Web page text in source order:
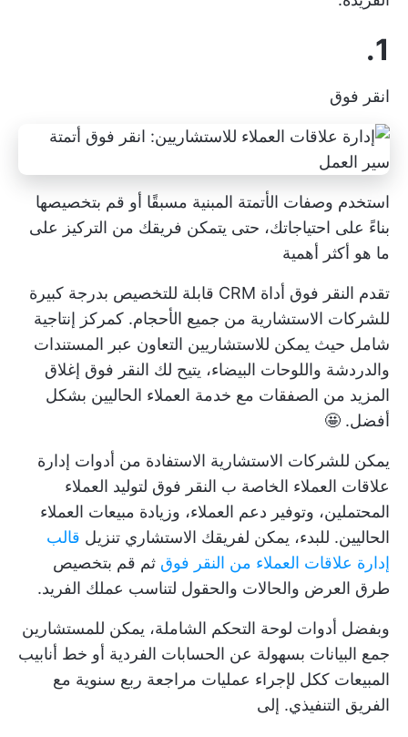
1.
انقر فوق
استخدم وصفات الأتمتة المبنية مسبقًا أو قم بتخصيصها
بناءً على احتياجاتك، حتى يتمكن فريقك من التركيز على
ما هو أكثر أهمية
تقدم النقر فوق أداة CRM قابلة للتخصيص بدرجة كبيرة
للشركات الاستشارية من جميع الأحجام. كمركز إنتاجية
شامل حيث يمكن للاستشاريين التعاون عبر المستندات
والدردشة واللوحات البيضاء، يتيح لك النقر فوق إغلاق
المزيد من الصفقات مع خدمة العملاء الحاليين بشكل
أفضل. 🤩
يمكن للشركات الاستشارية الاستفادة من أدوات إدارة
علاقات العملاء الخاصة ب النقر فوق لتوليد العملاء
المحتملين، وتوفير دعم العملاء، وزيادة مبيعات العملاء
الحاليين. للبدء، يمكن لفريقك الاستشاري تنزيل قالب
إدارة علاقات العملاء من النقر فوق ثم قم بتخصيص
طرق العرض والحالات والحقول لتناسب عملك الفريد.
وبفضل أدوات لوحة التحكم الشاملة، يمكن للمستشارين
جمع البيانات بسهولة عن الحسابات الفردية أو خط أنابيب
المبيعات ككل لإجراء عمليات مراجعة ربع سنوية مع
الفريق التنفيذي. إلى